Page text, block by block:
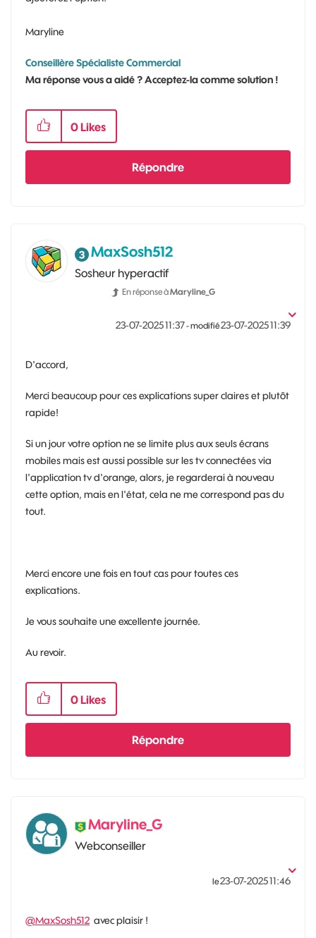
Maryline
Conseillère Spécialiste Commercial
Ma réponse vous a aidé ? Acceptez-la comme solution !
0 Likes
Répondre
MaxSosh512
Sosheur hyperactif
En réponse àMaryline_G
‎23-07-202511:37- modifié‎23-07-202511:39
D'accord,
Merci beaucoup pour ces explications super claires et plutôt
rapide!
Si un jour votre option ne se limite plus aux seuls écrans
mobiles mais est aussi possible sur les tv connectées via
l'application tv d'orange, alors, je regarderai à nouveau
cette option, mais en l'état, cela ne me correspond pas du
tout.
Merci encore une fois en tout cas pour toutes ces
explications.
Je vous souhaite une excellente journée.
Au revoir.
0 Likes
Répondre
Maryline_G
Webconseiller
le‎23-07-202511:46
@MaxSosh512 avec plaisir !